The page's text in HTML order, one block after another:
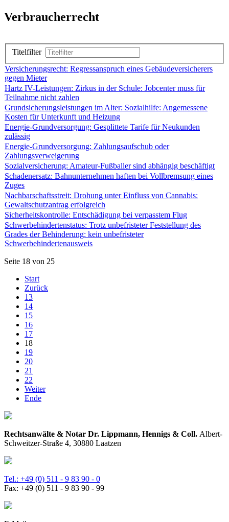
Verbraucherrecht
Titelfilter
Versicherungsrecht: Regressanspruch eines Gebäudeversicherers
gegen Mieter
Hartz IV-Leistungen: Zirkus in der Schule: Jobcenter muss für
Teilnahme nicht zahlen
Grundsicherungsleistungen im Alter: Sozialhilfe: Angemessene
Kosten für Unterkunft und Heizung
Energie-Grundversorgung: Gesplittete Tarife für Neukunden
zulässig
Energie-Grundversorgung: Zahlungsaufschub oder
Zahlungsverweigerung
Sozialversicherung: Amateur-Fußballer sind abhängig beschäftigt
Schadenersatz: Bahnunternehmen haften bei Vollbremsung eines
Zuges
Nachbarschaftsstreit: Drohung unter Einfluss von Cannabis:
Gewaltschutzantrag erfolgreich
Sicherheitskontrolle: Entschädigung bei verpasstem Flug
Schwerbehindertenstatus: Trotz unbefristeter Feststellung des
Grades der Behinderung: kein unbefristeter
Schwerbehindertenausweis
Seite 18 von 25
Start
Zurück
13
14
15
16
17
18
19
20
21
22
Weiter
Ende
Rechtsanwälte & Notar Dr. Lippmann, Hennigs & Coll. Albert-
Schweitzer-Straße 4, 30880 Laatzen
Tel.: +49 (0) 511 - 9 83 90 - 0
Fax: +49 (0) 511 - 9 83 90 - 99